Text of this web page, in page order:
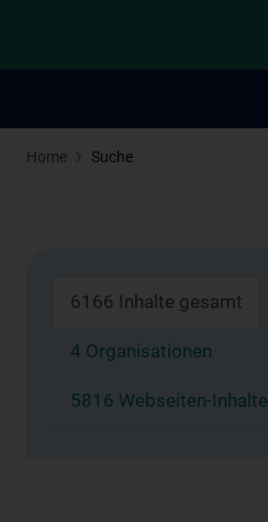
Home Suche
6166 Inhalte gesamt
4 Organisationen
5816 Webseiten-Inhalte